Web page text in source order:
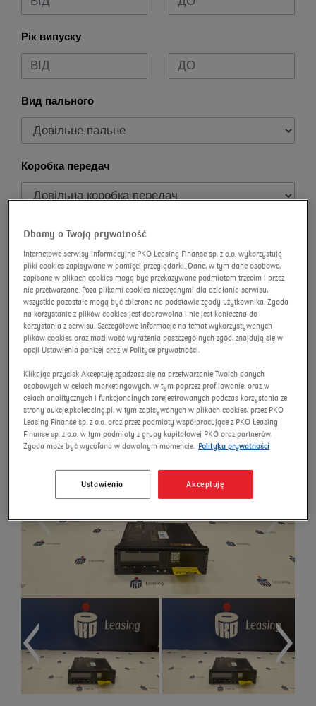
Рік випуску
Вид пального
Коробка передач
Omnibus розширений пошук
Цифровий тахограф VDO
версії G2V2
Номер аукціону: 18305/AU/2025
Нова ціна
Dbamy o Twoją prywatność
Internetowe serwisy informacyjne PKO Leasing Finanse sp. z o.o. wykorzystują
pliki cookies zapisywane w pamięci przeglądarki. Dane, w tym dane osobowe,
zapisane w plikach cookies mogą być przekazywane podmiotom trzecim i przez
nie przetwarzane. Poza plikami cookies niezbędnymi dla działania serwisu,
wszystkie pozostałe mogą być zbierane na podstawie zgody użytkownika. Zgoda
na korzystanie z plików cookies jest dobrowolna i nie jest konieczna do
korzystania z serwisu. Szczegółowe informacje na temat wykorzystywanych
plików cookies oraz możliwość wyrażenia poszczególnych zgód, znajdują się w
opcji Ustawienia poniżej oraz w Polityce prywatności.
Klikając przycisk Akceptuję zgadzasz się na przetwarzanie Twoich danych
osobowych w celach marketingowych, w tym poprzez profilowanie, oraz w
celach analitycznych i funkcjonalnych zarejestrowanych podczas korzystania ze
strony aukcje.pkoleasing.pl, w tym zapisywanych w plikach cookies, przez PKO
Leasing Finanse sp. z o.o. oraz przez podmioty współpracujące z PKO Leasing
Finanse sp. z o.o. w tym podmioty z grupy kapitałowej PKO oraz partnerów.
Zgoda może być wycofana w dowolnym momencie. Polityka prywatności
Akceptuję
Ustawienia